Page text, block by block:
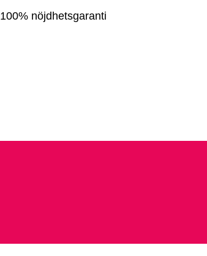
100% nöjdhetsgaranti